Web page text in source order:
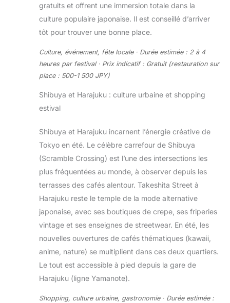
gratuits et offrent une immersion totale dans la
culture populaire japonaise. Il est conseillé d’arriver
tôt pour trouver une bonne place.
Culture, événement, fête locale · Durée estimée : 2 à 4
heures par festival · Prix indicatif : Gratuit (restauration sur
place : 500-1 500 JPY)
Shibuya et Harajuku : culture urbaine et shopping
estival
Shibuya et Harajuku incarnent l’énergie créative de
Tokyo en été. Le célèbre carrefour de Shibuya
(Scramble Crossing) est l’une des intersections les
plus fréquentées au monde, à observer depuis les
terrasses des cafés alentour. Takeshita Street à
Harajuku reste le temple de la mode alternative
japonaise, avec ses boutiques de crepe, ses friperies
vintage et ses enseignes de streetwear. En été, les
nouvelles ouvertures de cafés thématiques (kawaii,
anime, nature) se multiplient dans ces deux quartiers.
Le tout est accessible à pied depuis la gare de
Harajuku (ligne Yamanote).
Shopping, culture urbaine, gastronomie · Durée estimée :